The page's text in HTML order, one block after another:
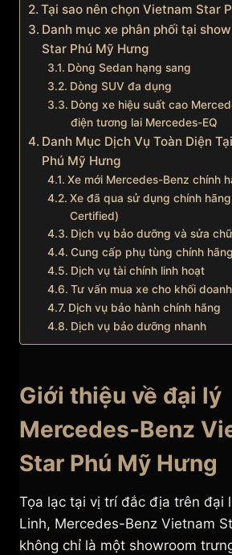
Tại sao nên chọn Vietnam Star
Danh mục xe phân phối tại
Star Phú Mỹ Hưng
Dòng Sedan hạng sang
Dòng SUV đa dụng
Dòng xe hiệu suất cao
điện tương lai Mercedes-EQ
Danh Mục Dịch Vụ Toàn Diện
Phú Mỹ Hưng
Xe mới Mercedes-Benz chính
Xe đã qua sử dụng chính
Certified)
Dịch vụ bảo dưỡng và sửa
Cung cấp phụ tùng chính hãng
Dịch vụ tài chính linh hoạt
Tư vấn mua xe cho khối
Dịch vụ bảo hành chính hãng
Dịch vụ bảo dưỡng nhanh
Giới thiệu về đại lý
Mercedes-Benz
Star Phú Mỹ Hưng
Tọa lạc tại vị trí đắc địa trên đại
Linh, Mercedes-Benz Vietnam
không chỉ là một showroom